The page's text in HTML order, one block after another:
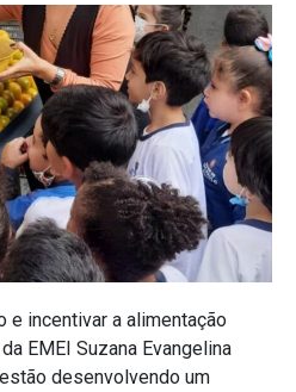
e incentivar a alimentação
EMEI Suzana Evangelina
desenvolvendo um